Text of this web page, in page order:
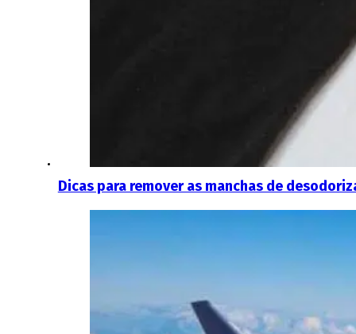
Dicas para remover as manchas de